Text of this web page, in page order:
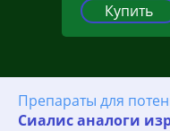
Купить
Препараты для
Сиалис аналоги